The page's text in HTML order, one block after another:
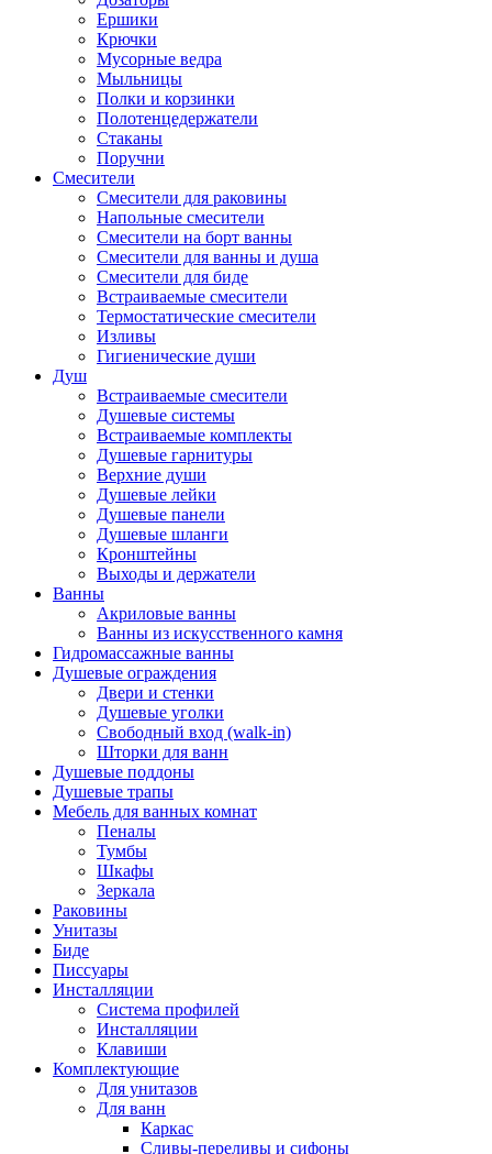
Ершики
Крючки
Мусорные ведра
Мыльницы
Полки и корзинки
Полотенцедержатели
Стаканы
Поручни
Смесители
Смесители для раковины
Напольные смесители
Смесители на борт ванны
Смесители для ванны и душа
Смесители для биде
Встраиваемые смесители
Термостатические смесители
Изливы
Гигиенические души
Душ
Встраиваемые смесители
Душевые системы
Встраиваемые комплекты
Душевые гарнитуры
Верхние души
Душевые лейки
Душевые панели
Душевые шланги
Кронштейны
Выходы и держатели
Ванны
Акриловые ванны
Ванны из искусственного камня
Гидромассажные ванны
Душевые ограждения
Двери и стенки
Душевые уголки
Свободный вход (walk-in)
Шторки для ванн
Душевые поддоны
Душевые трапы
Мебель для ванных комнат
Пеналы
Тумбы
Шкафы
Зеркала
Раковины
Унитазы
Биде
Писсуары
Инсталляции
Система профилей
Инсталляции
Клавиши
Комплектующие
Для унитазов
Для ванн
Каркас
Сливы-переливы и сифоны